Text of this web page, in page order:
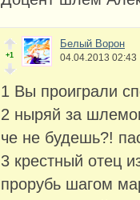
+1
Белый Ворон
04.04.2013 02:43
1 Вы проиграли
2 ныряй за
че не будешь?!
3 крестный отец
прорубь шагом